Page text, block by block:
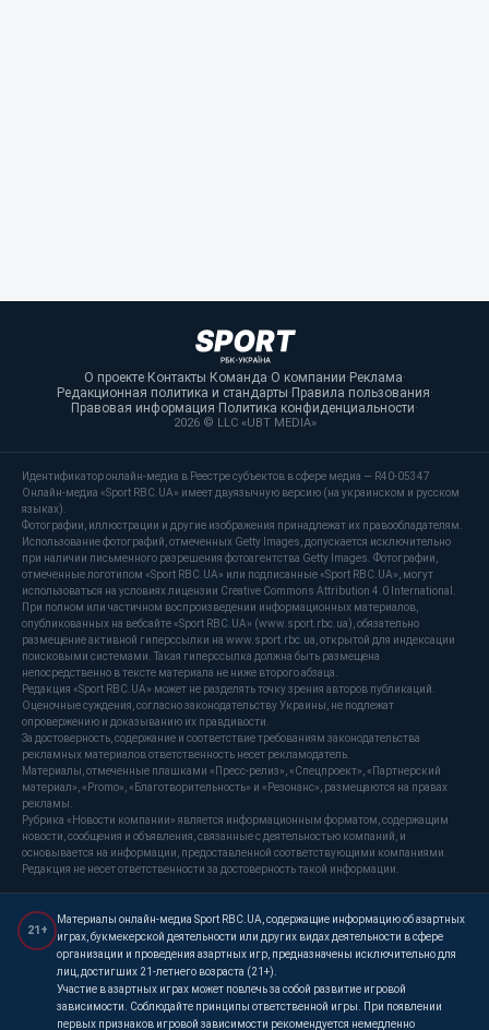
О проекте·Контакты·Команда·О компании·Реклама·
Редакционная политика и стандарты·Правила пользования·
Правовая информация·Политика конфиденциальности·
2026 © LLC «UBT MEDIA»
Идентификатор онлайн-медиа в Реестре субъектов в сфере медиа — R40-05347
Онлайн-медиа «Sport RBC.UA» имеет двуязычную версию (на украинском и русском
языках).
Фотографии, иллюстрации и другие изображения принадлежат их правообладателям.
Использование фотографий, отмеченных Getty Images, допускается исключительно
при наличии письменного разрешения фотоагентства Getty Images. Фотографии,
отмеченные логотипом «Sport RBC.UA» или подписанные «Sport RBC.UA», могут
использоваться на условиях лицензии Creative Commons Attribution 4.0 International.
При полном или частичном воспроизведении информационных материалов,
опубликованных на вебсайте «Sport RBC.UA» (www.sport.rbc.ua), обязательно
размещение активной гиперссылки на www.sport.rbc.ua, открытой для индексации
поисковыми системами. Такая гиперссылка должна быть размещена
непосредственно в тексте материала не ниже второго абзаца.
Редакция «Sport RBC.UA» может не разделять точку зрения авторов публикаций.
Оценочные суждения, согласно законодательству Украины, не подлежат
опровержению и доказыванию их правдивости.
За достоверность, содержание и соответствие требованиям законодательства
рекламных материалов ответственность несет рекламодатель.
Материалы, отмеченные плашками «Пресс-релиз», «Спецпроект», «Партнерский
материал», «Promo», «Благотворительность» и «Резонанс», размещаются на правах
рекламы.
Рубрика «Новости компании» является информационным форматом, содержащим
новости, сообщения и объявления, связанные с деятельностью компаний, и
основывается на информации, предоставленной соответствующими компаниями.
Редакция не несет ответственности за достоверность такой информации.
21+
Материалы онлайн-медиа Sport RBC.UA, содержащие информацию об азартных
играх, букмекерской деятельности или других видах деятельности в сфере
организации и проведения азартных игр, предназначены исключительно для
лиц, достигших 21-летнего возраста (21+).
Участие в азартных играх может повлечь за собой развитие игровой
зависимости. Соблюдайте принципы ответственной игры. При появлении
первых признаков игровой зависимости рекомендуется немедленно